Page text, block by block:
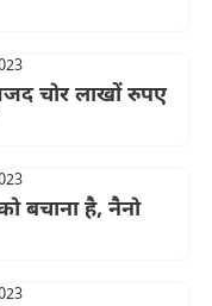
चोर लाखों रुपए
बचाना है, नैनो